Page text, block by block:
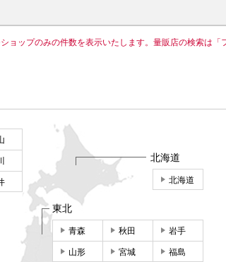
ョップのみの件数を表示いたします。量販店の検索は「
北海道
北海道
東北
青森 秋田 岩手
山形 宮城 福島